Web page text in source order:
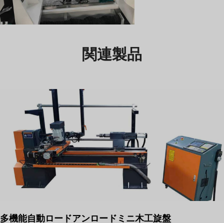
関連製品
多機能自動ロードアンロードミニ木工旋盤